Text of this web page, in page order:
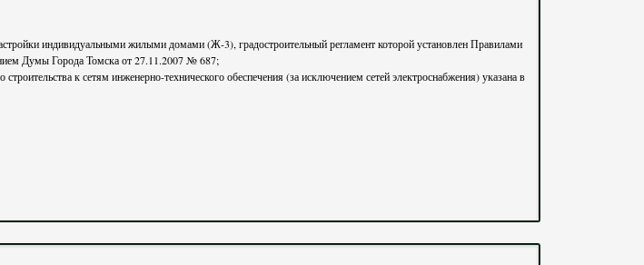
Думы Города Томска от 27.11.2007 № 687;
к сетям инженерно-технического обеспечения (за исключением сетей электроснабжения) указана в